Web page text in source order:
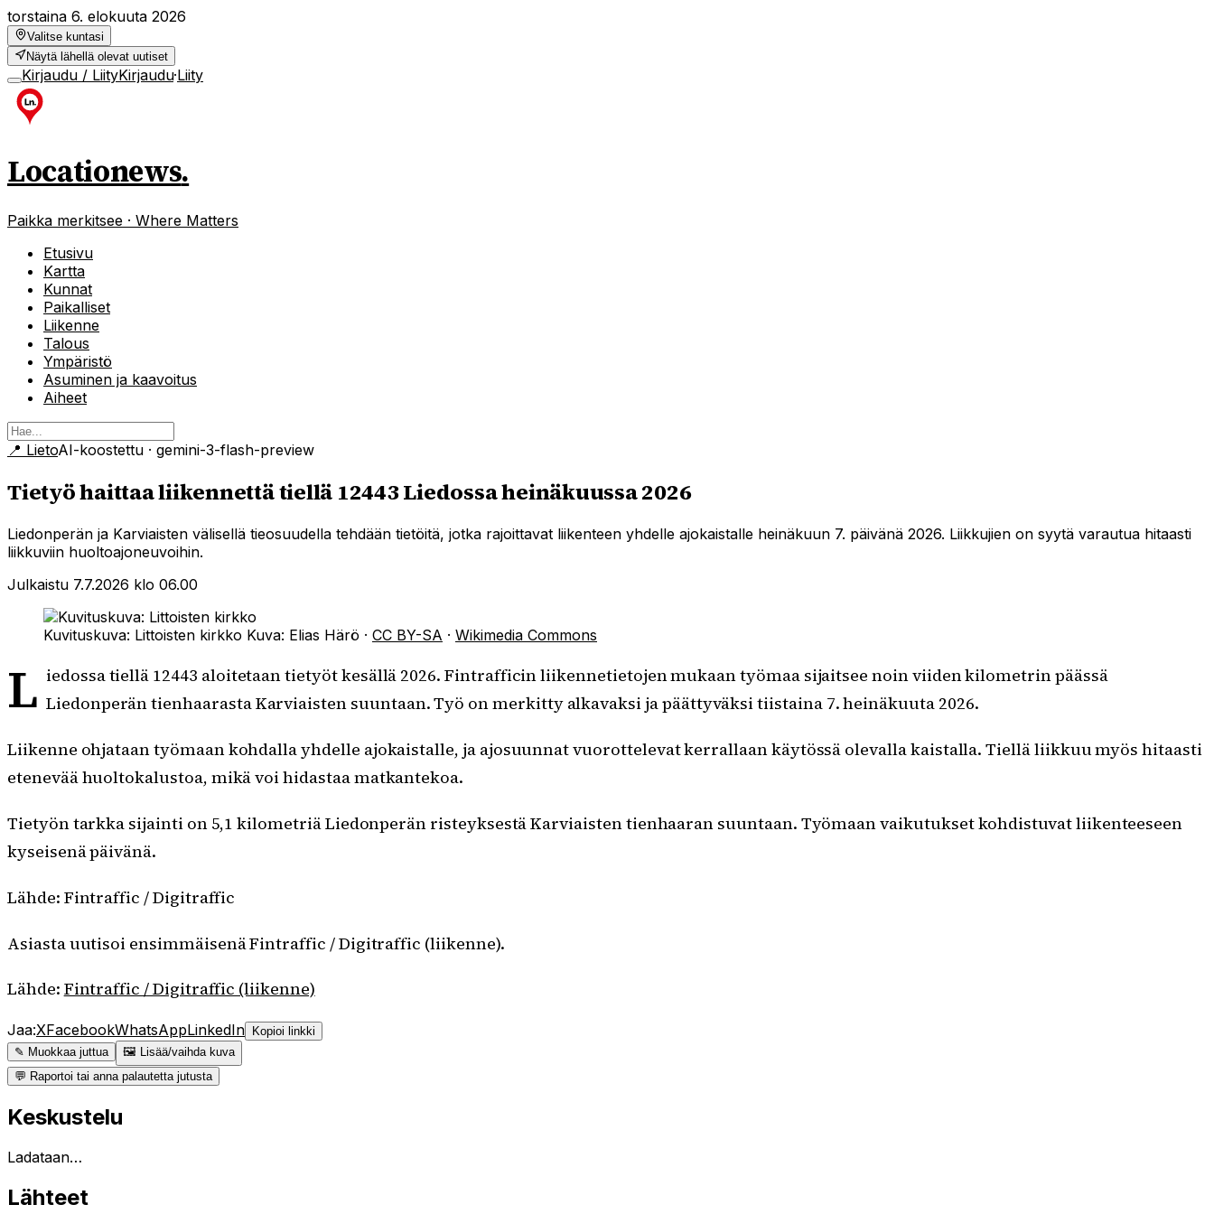
torstaina 6. elokuuta 2026
Valitse kuntasi
Näytä lähellä olevat uutiset
Kirjaudu / LiityKirjaudu·Liity
Locationews.
Paikka merkitsee · Where Matters
Etusivu
Kartta
Kunnat
Paikalliset
Liikenne
Talous
Ympäristö
Asuminen ja kaavoitus
Aiheet
📍 LietoAI-koostettu · gemini-3-flash-preview
Tietyö haittaa liikennettä tiellä 12443 Liedossa heinäkuussa 2026
Liedonperän ja Karviaisten välisellä tieosuudella tehdään tietöitä, jotka rajoittavat liikenteen yhdelle ajokaistalle heinäkuun 7. päivänä 2026. Liikkujien on syytä varautua hitaasti
liikkuviin huoltoajoneuvoihin.
Julkaistu 7.7.2026 klo 06.00
Kuvituskuva: Littoisten kirkko Kuva: Elias Härö · CC BY-SA · Wikimedia Commons
L iedossa tiellä 12443 aloitetaan tietyöt kesällä 2026. Fintrafficin liikennetietojen mukaan työmaa sijaitsee noin viiden kilometrin päässä
Liedonperän tienhaarasta Karviaisten suuntaan. Työ on merkitty alkavaksi ja päättyväksi tiistaina 7. heinäkuuta 2026.
Liikenne ohjataan työmaan kohdalla yhdelle ajokaistalle, ja ajosuunnat vuorottelevat kerrallaan käytössä olevalla kaistalla. Tiellä liikkuu myös hitaasti
etenevää huoltokalustoa, mikä voi hidastaa matkantekoa.
Tietyön tarkka sijainti on 5,1 kilometriä Liedonperän risteyksestä Karviaisten tienhaaran suuntaan. Työmaan vaikutukset kohdistuvat liikenteeseen
kyseisenä päivänä.
Lähde: Fintraffic / Digitraffic
Asiasta uutisoi ensimmäisenä Fintraffic / Digitraffic (liikenne).
Lähde: Fintraffic / Digitraffic (liikenne)
Jaa:XFacebookWhatsAppLinkedIn
Kopioi linkki
✎ Muokkaa juttua
🖼 Lisää/vaihda kuva
💬 Raportoi tai anna palautetta jutusta
Keskustelu
Ladataan…
Lähteet